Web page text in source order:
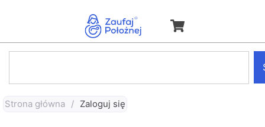
Strona główna / Zaloguj się